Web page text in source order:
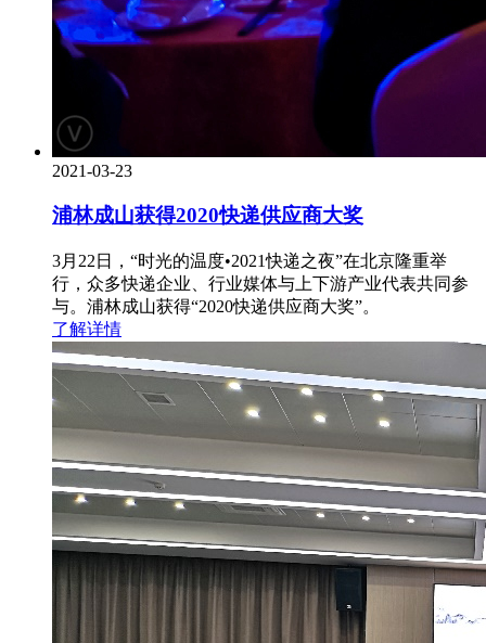
2021-03-23
浦林成山获得2020快递供应商大奖
3月22日，“时光的温度•2021快递之夜”在北京隆重举
行，众多快递企业、行业媒体与上下游产业代表共同参
与。浦林成山获得“2020快递供应商大奖”。
了解详情